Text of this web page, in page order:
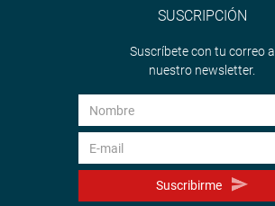
SUSCRIPCIÓN
Suscríbete con tu correo a
nuestro newsletter.
Suscribirme